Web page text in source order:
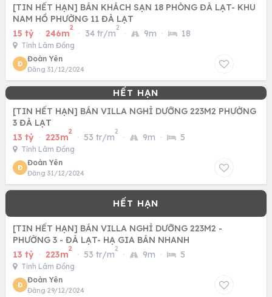
[TIN HẾT HẠN] BÁN KHÁCH SẠN 18 PHÒNG ĐÀ LẠT- KHU
NAM HỒ PHƯỜNG 11 ĐÀ LẠT
15 tỷ · 246m
2
· 34 tr/m
2
· 9m · 18
Tỉnh Lâm Đồng
Đ
Đoàn Yên
Đăng 31/12/2024
[TIN HẾT HẠN] BÁN VILLA NGHỈ DƯỠNG 223M2 PHƯỜNG
3 ĐÀ LẠT
13 tỷ · 223m
2
· 53 tr/m
2
· 9m · 5
Tỉnh Lâm Đồng
Đ
Đoàn Yên
Đăng 31/12/2024
[TIN HẾT HẠN] BÁN VILLA NGHỈ DƯỠNG 223M2 -
PHƯỜNG 3 - ĐÀ LẠT- HẠ GIA BÁN NHANH
13 tỷ · 223m
2
· 53 tr/m
2
· 9m · 5
Tỉnh Lâm Đồng
Đ
Đoàn Yên
Đăng 29/12/2024